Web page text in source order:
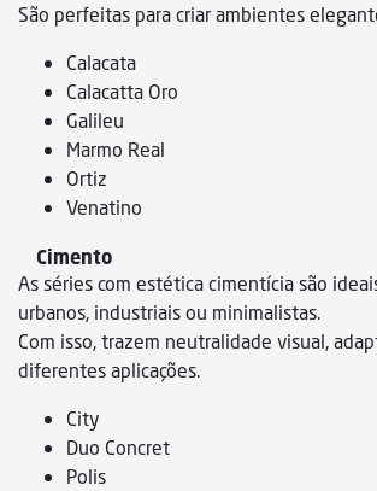
São perfeitas para criar ambientes
Calacata
Calacatta Oro
Galileu
Marmo Real
Ortiz
Venatino
Cimento
As séries com estética cimentícia são
urbanos, industriais ou minimalistas.
Com isso, trazem neutralidade visual,
diferentes aplicações.
City
Duo Concret
Polis